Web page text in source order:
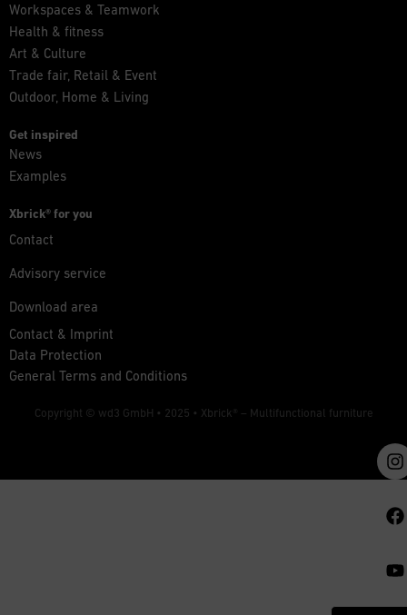
Workspaces & Teamwork
Health & fitness
Art & Culture
Trade fair, Retail & Event
Outdoor, Home & Living
Get inspired
News
Examples
Xbrick® for you
Contact
Advisory service
Download area
Contact & Imprint
Data Protection
General Terms and Conditions
Copyright © wd3 GmbH • 2025 • Xbrick® – Multifunctional furniture